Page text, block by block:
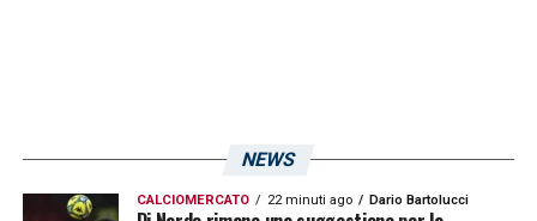
NEWS
CALCIOMERCATO 22 minuti ago Dario Bartolucci